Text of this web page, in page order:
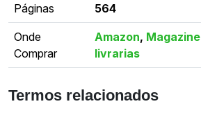
Páginas 564
Onde
Comprar
Amazon, Magazine
livrarias
Termos relacionados